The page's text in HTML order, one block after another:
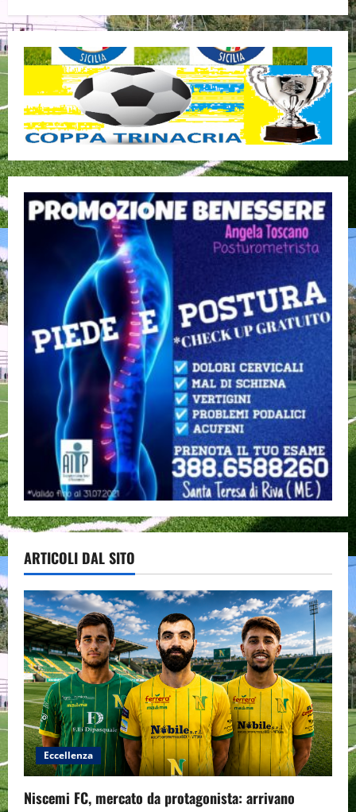
ARTICOLI DAL SITO
Eccellenza
Niscemi FC, mercato da protagonista: arrivano